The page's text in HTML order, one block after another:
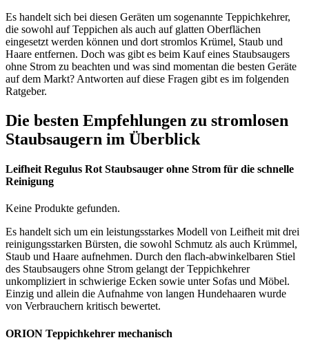
Es handelt sich bei diesen Geräten um sogenannte Teppichkehrer,
die sowohl auf Teppichen als auch auf glatten Oberflächen
eingesetzt werden können und dort stromlos Krümel, Staub und
Haare entfernen. Doch was gibt es beim Kauf eines Staubsaugers
ohne Strom zu beachten und was sind momentan die besten Geräte
auf dem Markt? Antworten auf diese Fragen gibt es im folgenden
Ratgeber.
Die besten Empfehlungen zu stromlosen
Staubsaugern im Überblick
Leifheit Regulus Rot Staubsauger ohne Strom für die schnelle
Reinigung
Keine Produkte gefunden.
Es handelt sich um ein leistungsstarkes Modell von Leifheit mit drei
reinigungsstarken Bürsten, die sowohl Schmutz als auch Krümmel,
Staub und Haare aufnehmen. Durch den flach-abwinkelbaren Stiel
des Staubsaugers ohne Strom gelangt der Teppichkehrer
unkompliziert in schwierige Ecken sowie unter Sofas und Möbel.
Einzig und allein die Aufnahme von langen Hundehaaren wurde
von Verbrauchern kritisch bewertet.
ORION Teppichkehrer mechanisch